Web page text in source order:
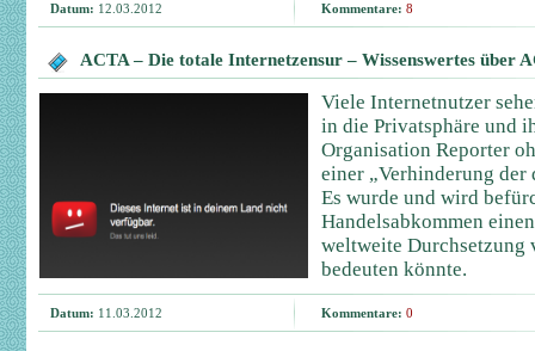
Datum: 12.03.2012 Kommentare: 8
ACTA – Die totale Internetzensur – Wissenswertes über
Viele Internetnutzer
in die Privatsphäre und
Organisation Reporter
einer „Verhinderung der
Es wurde und wird
Handelsabkommen
weltweite Durchsetzung
bedeuten könnte.
Datum: 11.03.2012 Kommentare: 0